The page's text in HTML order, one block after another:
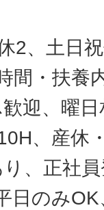
2、土日
間・扶養
迎、曜
、産休
、正社
日のみ